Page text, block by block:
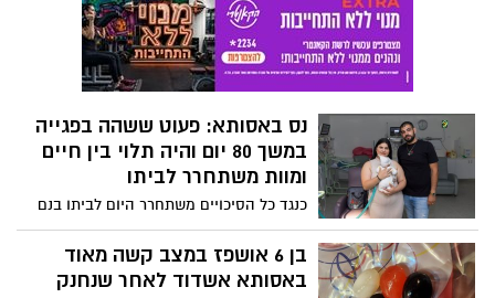
נס באסותא: פעוט ששהה בפגייה
במשך 80 יום והיה תלוי בין חיים
ומוות משתחרר לביתו
כנגד כל הסיכויים משתחרר היום לביתו בנם
של יובל ואמיר גנח לאחר ששהה בפגייה קרוב
ל-80 יום במהלכן התנדנד בין חיים למוות
כתוצאה מהסתבכות של מחלת "חוסר בשלות
בן 6 אושפז במצב קשה מאוד
באסותא אשדוד לאחר שנחנק